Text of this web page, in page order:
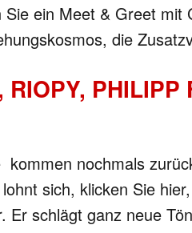
ein Meet & Greet
die
nochmals
sich, klicken Sie
Er schlägt ganz neue